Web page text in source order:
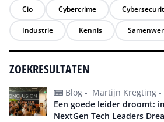
ZOEKRESULTATEN
Blog - Martijn Kregting -
Een goede leider droomt:
NextGen Tech Leaders
Cio Cybercrime
Industrie Kennis